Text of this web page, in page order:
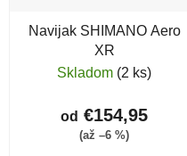
Navijak SHIMANO Aero
XR
Skladom (2 ks)
od €154,95
(až –6 %)